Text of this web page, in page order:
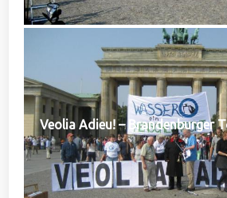
Veolia Adieu! – Brandenburger